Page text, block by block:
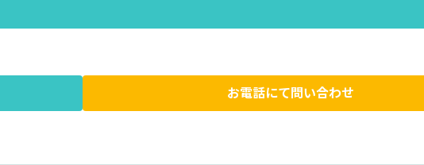
お電話にて問い合わせ